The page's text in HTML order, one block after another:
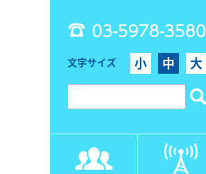
03-5978-3580
文字サイズ 小 中 大